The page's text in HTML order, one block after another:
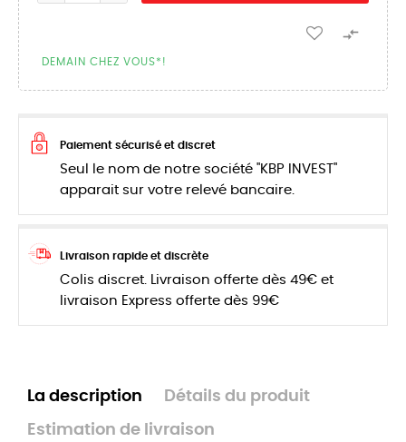

DEMAIN CHEZ VOUS*!
Paiement sécurisé et discret
Seul le nom de notre société "KBP INVEST"
apparait sur votre relevé bancaire.
Livraison rapide et discrète
Colis discret. Livraison offerte dès 49€ et
livraison Express offerte dès 99€
La description Détails du produit
Estimation de livraison